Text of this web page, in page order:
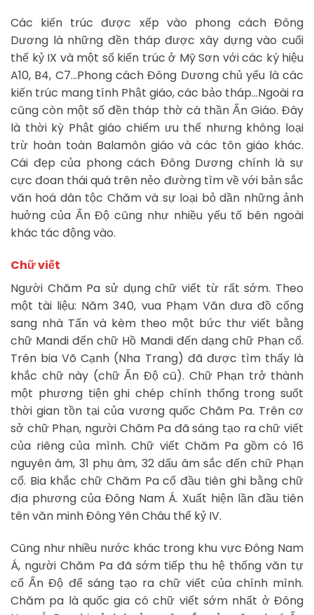
Các kiến trúc được xếp vào phong cách Đông
Dương là những đền tháp được xây dựng vào cuối
thế kỷ IX và một số kiến trúc ở Mỹ Sơn với các ký hiệu
A10, B4, C7…Phong cách Đông Dương chủ yếu là các
kiến trúc mang tính Phật giáo, các bảo tháp…Ngoài ra
cũng còn một số đền tháp thờ cá thần Ấn Giáo. Đây
là thời kỳ Phật giáo chiếm ưu thế nhưng không loại
trừ hoàn toàn Balamôn giáo và các tôn giáo khác.
Cái đẹp của phong cách Đông Dương chính là sự
cực đoan thái quá trên nẻo đường tìm về với bản sắc
văn hoá dân tộc Chăm và sự loại bỏ dần những ảnh
huởng của Ấn Độ cũng như nhiều yếu tố bên ngoài
khác tác động vào.
Chữ viết
Người Chăm Pa sử dụng chữ viết từ rất sớm. Theo
một tài liệu: Năm 340, vua Phạm Văn đưa đồ cống
sang nhà Tấn và kèm theo một bức thư viết bằng
chữ Mandi đến chữ Hồ Mandi đến dạng chữ Phạn cổ.
Trên bia Võ Cạnh (Nha Trang) đã được tìm thấy là
khắc chữ này (chữ Ấn Độ cũ). Chữ Phạn trở thành
một phương tiện ghi chép chính thống trong suốt
thời gian tồn tại của vương quốc Chăm Pa. Trên cơ
sở chữ Phạn, người Chăm Pa đã sáng tạo ra chữ viết
của riêng của mình. Chữ viết Chăm Pa gồm có 16
nguyên âm, 31 phụ âm, 32 dấu âm sắc đến chữ Phạn
cổ. Bia khắc chữ Chăm Pa cổ đầu tiên ghi bằng chữ
địa phương của Đông Nam Á. Xuất hiện lần đầu tiên
tên văn minh Đông Yên Châu thế kỷ IV.
Cũng như nhiều nước khác trong khu vực Đông Nam
Á, người Chăm Pa đã sớm tiếp thu hệ thống văn tự
cổ Ấn Độ để sáng tạo ra chữ viết của chính mình.
Chăm pa là quốc gia có chữ viết sớm nhất ở Đông